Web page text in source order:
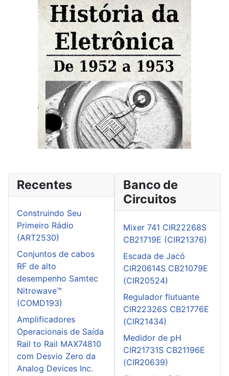
Recentes
Construindo Seu
Primeiro Rádio
(ART2530)
Conjuntos de cabos
RF de alto
desempenho Samtec
Nitrowave™
(COMD193)
Amplificadores
Operacionais de Saída
Rail to Rail MAX74810
com Desvio Zero da
Analog Devices Inc.
Banco de
Circuitos
Mixer 741 CIR22268S
CB21719E (CIR21376)
Escada de Jacó
CIR20614S CB21079E
(CIR20524)
Regulador flutuante
CIR22326S CB21776E
(CIR21434)
Medidor de pH
CIR21731S CB21196E
(CIR20639)